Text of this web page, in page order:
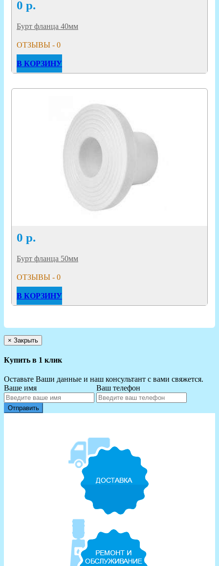
0 р.
Бурт фланца 40мм
ОТЗЫВЫ - 0
В КОРЗИНУ
0 р.
Бурт фланца 50мм
ОТЗЫВЫ - 0
В КОРЗИНУ
× Закрыть
Купить в 1 клик
Оставьте Ваши данные и наш консультант с вами свяжется.
Ваше имя
Ваш телефон
Отправить